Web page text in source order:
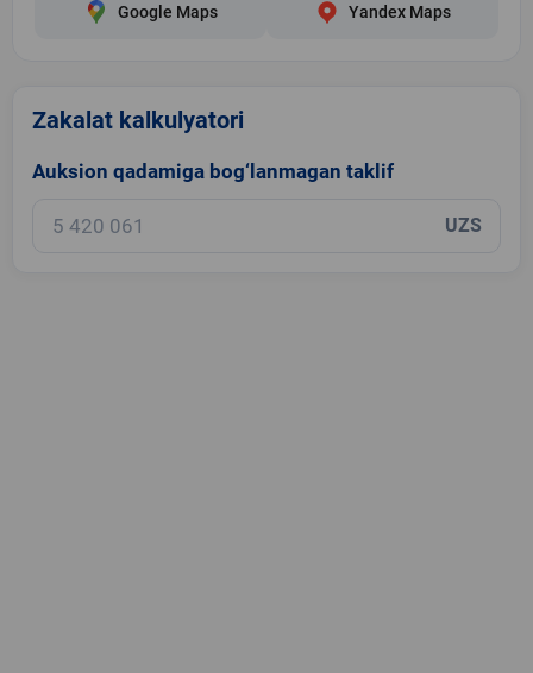
Google Maps Yandex Maps
Zakalat kalkulyatori
Auksion qadamiga bog‘lanmagan taklif
UZS